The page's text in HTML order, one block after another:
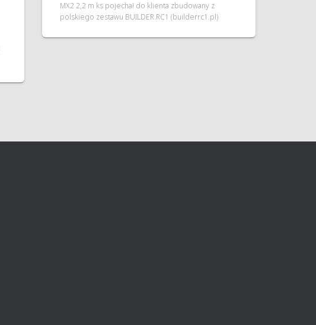
MX2 2,2 m ks pojechał do klienta zbudowany z
polskiego zestawu BUILDER.RC1 (builderrc1.pl)